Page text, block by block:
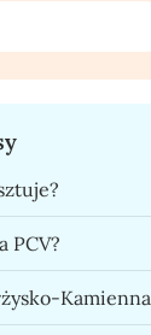
PCV?
Kamienna